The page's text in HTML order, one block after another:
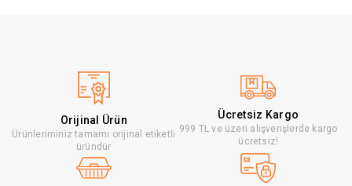
Orijinal Ürün
Ürünleriminiz tamamı orijinal etiketli
üründür
Ücretsiz Kargo
999 TL ve üzeri alışverişlerde kargo
ücretsiz!